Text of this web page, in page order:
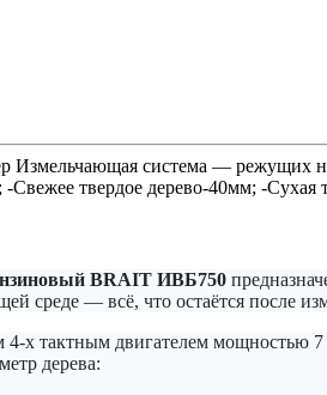
Измельчающая система —
-Свежее твердое дерево-40мм; -
BRAIT ИВБ750
среде — всё, что остаётся после
х тактным двигателем мощностью
дерева: